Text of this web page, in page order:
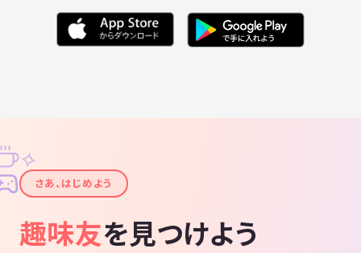
✦
✧
さあ、はじめよう
趣味友を見つけよう